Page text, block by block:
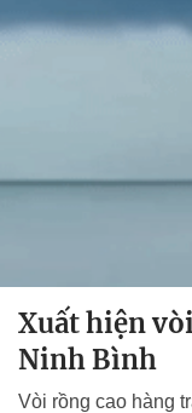
Xuất hiện
Ninh Bình
Vòi rồng cao hàng